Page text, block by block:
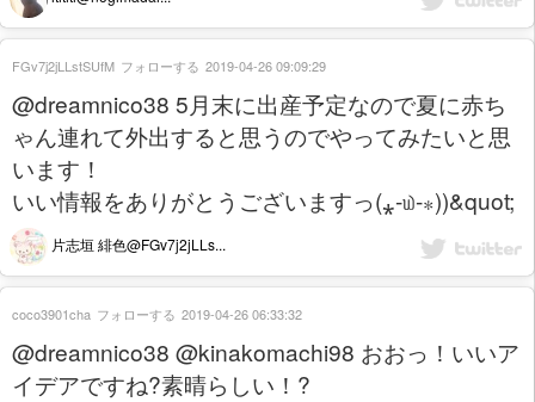
@dreamnico38 5月末に出産予定なので夏に赤ち
ゃん連れて外出すると思うのでやってみたいと思
います！
いい情報をありがとうございますっ(⁎-௰-⁎))&quot;
片志垣 緋色@FGv7j2jLLs...
FGv7j2jLLstSUfM フォローする 2019-04-26 09:09:29
@dreamnico38 @kinakomachi98 おおっ！いいア
イデアですね?素晴らしい！?
coco3901cha フォローする 2019-04-26 06:33:32